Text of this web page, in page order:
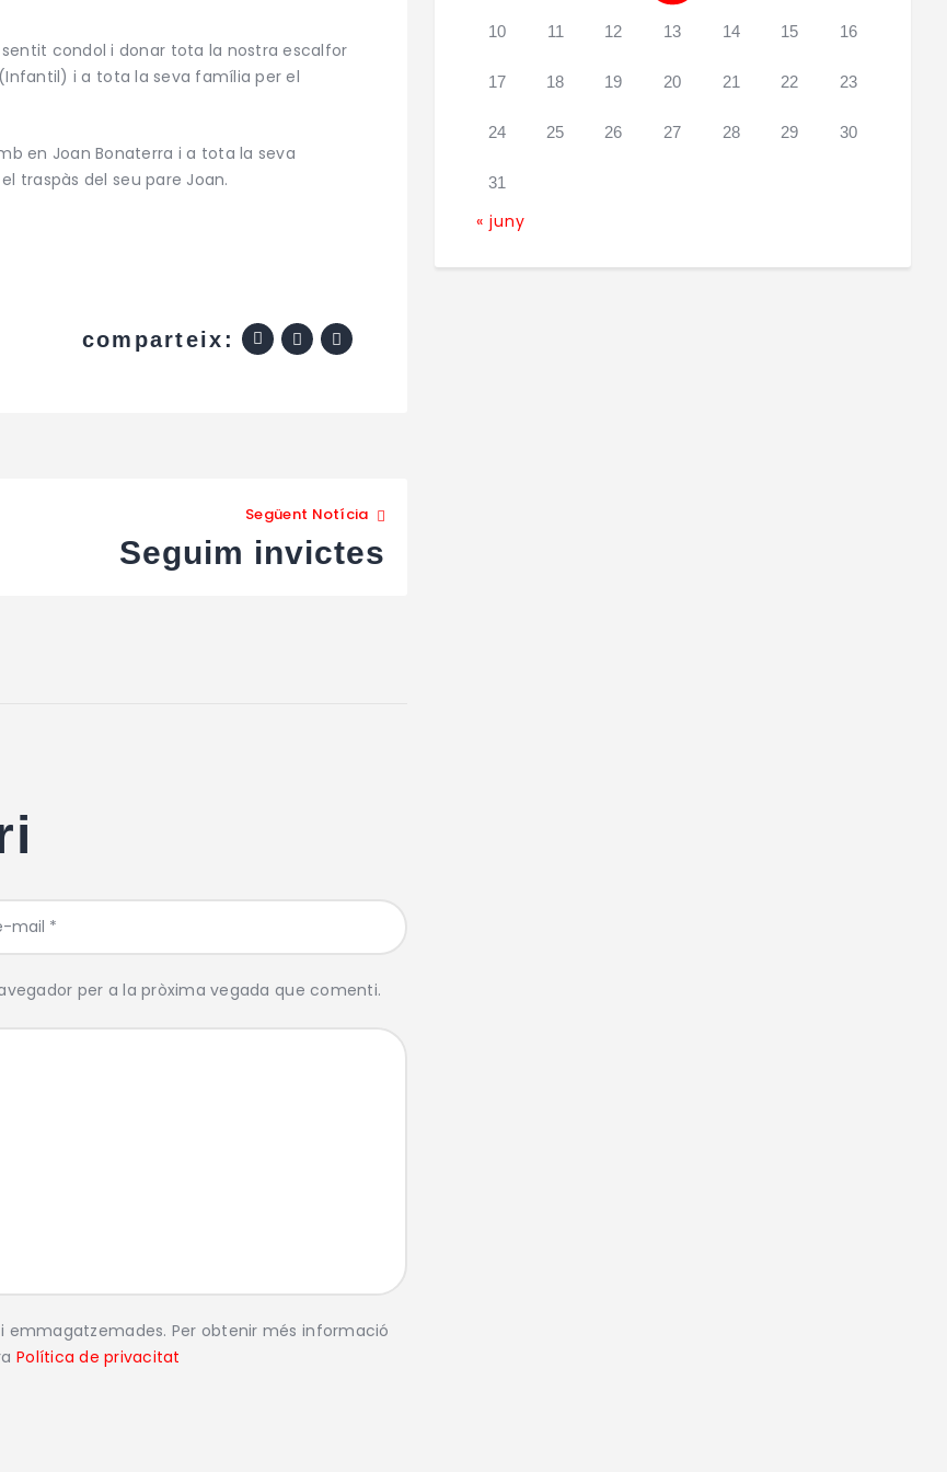
condol i donar tota la nostra escalfor
i a tota la seva família per el
en Joan Bonaterra i a tota la seva
traspàs del seu pare Joan.
comparteix:
Següent Notícia
Seguim invictes
per a la pròxima vegada que comenti.
emmagatzemades. Per obtenir més informació
Política de privacitat
10 11 12 13 14 15 16
17 18 19 20 21 22 23
24 25 26 27 28 29 30
31
« juny